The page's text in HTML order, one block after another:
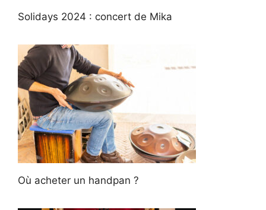
Solidays 2024 : concert de Mika
Où acheter un handpan ?